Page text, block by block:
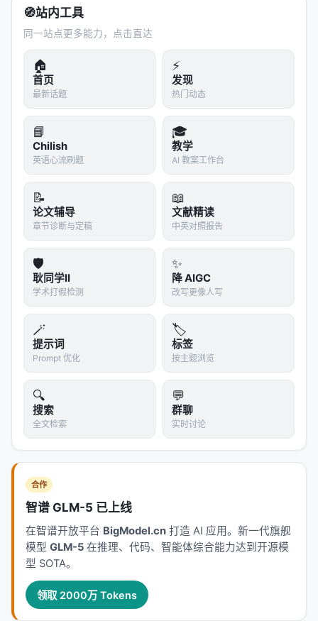
通过 search/expand 工具构建研究图谱 3.
ALFWorld（文本世界任务）
环境中搜索和购买商品
与基线的对比
StepPO 对比的基线
PPO（Token 级 MDP + Token 级 Credit）
GRPO（Token 级 MDP + Trajectory 级 Credit）
GiGPO（Step 级 MDP + Trajectory 级 Credit）
LightningRL（Step 级 MDP + Trajectory 级
Credit）
REINFORCE++（Token 级 MDP + Trajectory 级
Credit）
实验结果：
方法 Credit 粒度
PPO Token
GRPO Trajectory
GiGPO Trajectory
StepPO
（具体数字需要参考论文原表，此处为定性总结）
关键发现：
StepPO 在所有四个场景中都一致优于 PPO 和
GRPO
仅把 MDP 改成步骤级（如 GiGPO）还不够，必须
🧭站内工具
同一站点更多能力，点击直达
🏠
首页
最新话题
⚡
发现
热门动态
📘
Chilish
英语心流刷题
🎓
教学
AI 教案工作台
📝
论文辅导
章节诊断与定稿
📖
文献精读
中英对照报告
🛡️
耿同学II
学术打假检测
✨
降 AIGC
改写更像人写
🪄
提示词
Prompt 优化
🏷️
标签
按主题浏览
🔍
搜索
全文检索
💬
群聊
实时讨论
合作
智谱 GLM-5 已上线
在智谱开放平台 BigModel.cn 打造 AI 应用。新一代旗舰
模型 GLM-5 在推理、代码、智能体综合能力达到开源模
型 SOTA。
领取 2000万 Tokens